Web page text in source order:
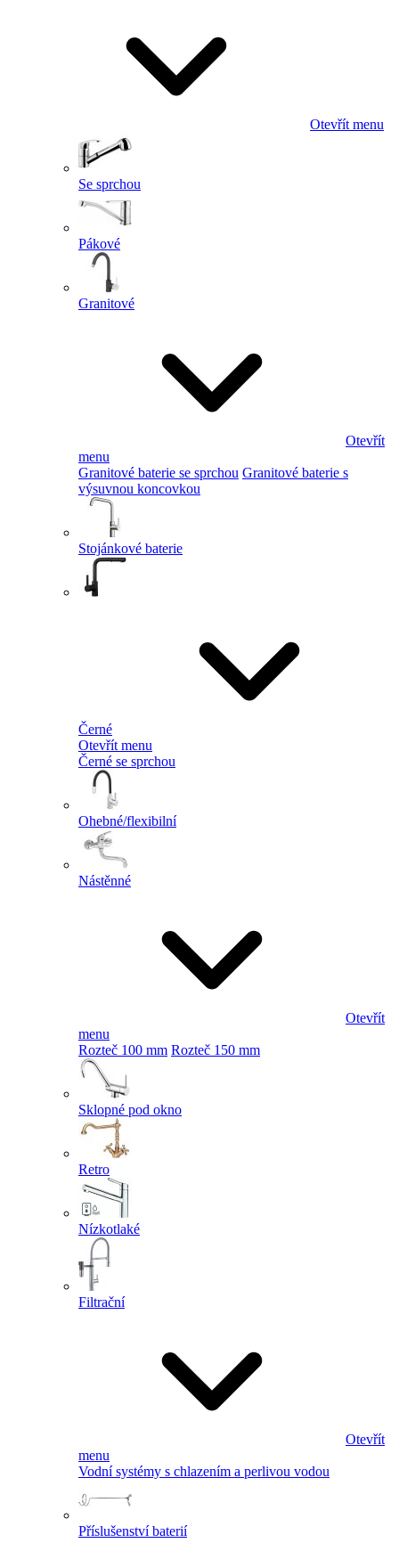
Otevřít menu
Se sprchou
Pákové
Granitové
Otevřít
menu
Granitové baterie se sprchou Granitové baterie s
výsuvnou koncovkou
Stojánkové baterie
Černé
Otevřít menu
Černé se sprchou
Ohebné/flexibilní
Nástěnné
Otevřít
menu
Rozteč 100 mm Rozteč 150 mm
Sklopné pod okno
Retro
Nízkotlaké
Filtrační
Otevřít
menu
Vodní systémy s chlazením a perlivou vodou
Příslušenství baterií